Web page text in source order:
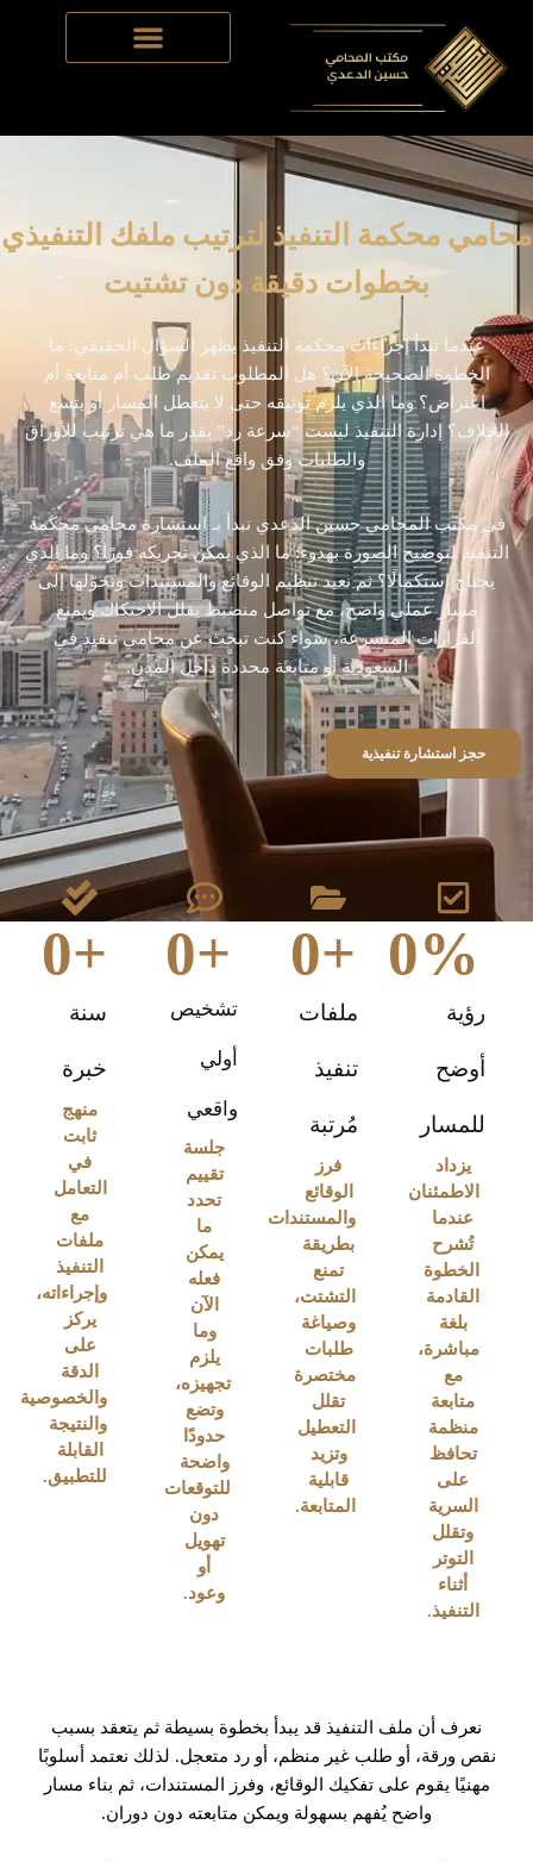
Skip
محامي محكمة التنفيذ لترتيب ملفك التنفيذي
بخطوات دقيقة دون تشتيت
عندما تبدأ إجراءات محكمة التنفيذ يظهر السؤال الحقيقي: ما
الخطوة الصحيحة الآن؟ هل المطلوب تقديم طلب أم متابعة أم
اعتراض؟ وما الذي يلزم توثيقه حتى لا يتعطل المسار أو يتسع
الخلاف؟ إدارة التنفيذ ليست “سرعة رد” بقدر ما هي ترتيب للأوراق
والطلبات وفق واقع الملف.
في مكتب المحامي حسين الدعدي نبدأ بـ استشارة محامي محكمة
التنفيذ لتوضيح الصورة بهدوء: ما الذي يمكن تحريكه فورًا؟ وما الذي
يحتاج استكمالًا؟ ثم نعيد تنظيم الوقائع والمستندات ونحوّلها إلى
مسار عملي واضح، مع تواصل منضبط يقلل الاحتكاك ويمنع
القرارات المتسرعة، سواء كنت تبحث عن محامي تنفيذ في
السعودية أو متابعة محددة داخل المدن.
حجز استشارة تنفيذية
رؤية
أوضح
للمسار
%
0
يزداد
الاطمئنان
عندما
تُشرح
الخطوة
القادمة
بلغة
مباشرة،
مع
متابعة
منظمة
تحافظ
على
السرية
وتقلل
التوتر
أثناء
التنفيذ.
ملفات
تنفيذ
مُرتبة
+
0
فرز
الوقائع
والمستندات
بطريقة
تمنع
التشتت،
وصياغة
طلبات
مختصرة
تقلل
التعطيل
وتزيد
قابلية
المتابعة.
تشخيص
أولي
واقعي
+
0
جلسة
تقييم
تحدد
ما
يمكن
فعله
الآن
وما
يلزم
تجهيزه،
وتضع
حدودًا
واضحة
للتوقعات
دون
تهويل
أو
وعود.
سنة
خبرة
+
0
منهج
ثابت
في
التعامل
مع
ملفات
التنفيذ
وإجراءاته،
يركز
على
الدقة
والخصوصية
والنتيجة
القابلة
للتطبيق.
نعرف أن ملف التنفيذ قد يبدأ بخطوة بسيطة ثم يتعقد بسبب
نقص ورقة، أو طلب غير منظم، أو رد متعجل. لذلك نعتمد أسلوبًا
مهنيًا يقوم على تفكيك الوقائع، وفرز المستندات، ثم بناء مسار
واضح يُفهم بسهولة ويمكن متابعته دون دوران.